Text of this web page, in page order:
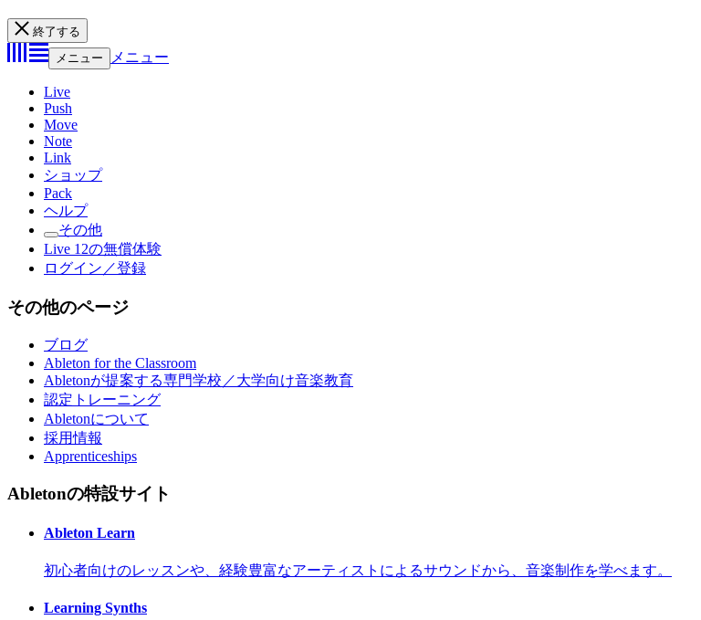
終了する
メニュー
メニュー
Live
Push
Move
Note
Link
ショップ
Pack
ヘルプ
その他
Live 12の無償体験
ログイン／登録
その他のページ
ブログ
Ableton for the Classroom
Abletonが提案する専門学校／大学向け音楽教育
認定トレーニング
Abletonについて
採用情報
Apprenticeships
Abletonの特設サイト
Ableton Learn
初心者向けのレッスンや、経験豊富なアーティストによるサウンドから、音楽制作を学べます。
Learning Synths